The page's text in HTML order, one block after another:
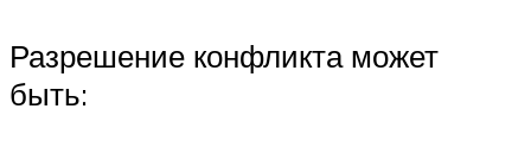
Разрешение конфликта может
быть: